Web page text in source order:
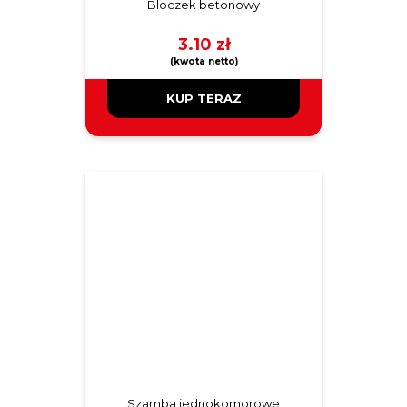
Bloczek betonowy
3.10 zł
KUP TERAZ
Szamba jednokomorowe